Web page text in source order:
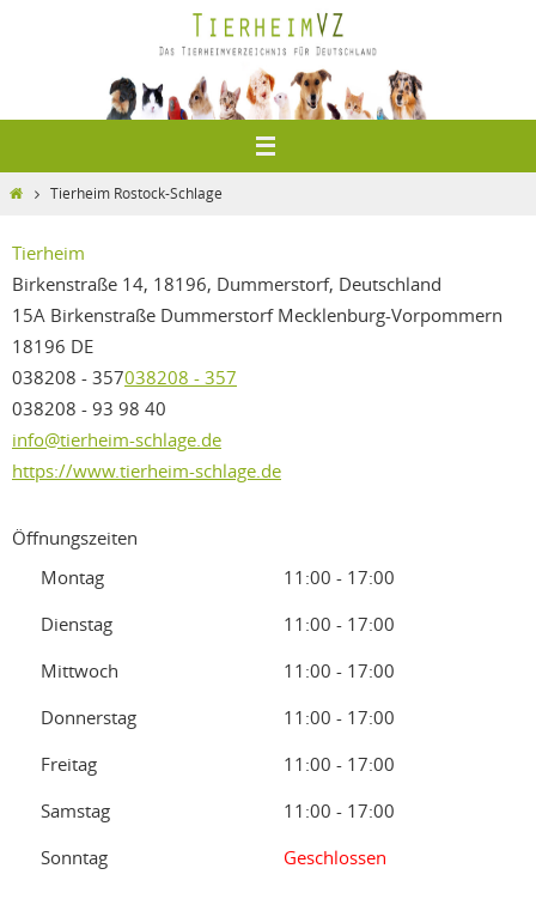
HomeTierheim Rostock-Schlage
Tierheim
Birkenstraße 14, 18196, Dummerstorf, Deutschland
15A Birkenstraße Dummerstorf Mecklenburg-Vorpommern
18196 DE
038208 - 357038208 - 357
038208 - 93 98 40
info@tierheim-schlage.de
https://www.tierheim-schlage.de
Öffnungszeiten
Montag
11:00 - 17:00
Dienstag
11:00 - 17:00
Mittwoch
11:00 - 17:00
Donnerstag
11:00 - 17:00
Freitag
11:00 - 17:00
Samstag
11:00 - 17:00
Sonntag
Geschlossen